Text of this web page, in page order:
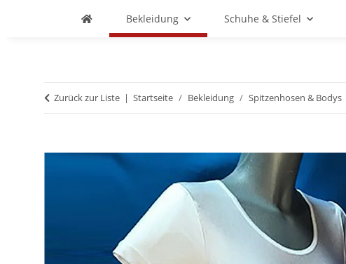
Bekleidung Schuhe & Stiefel
Zurück zur Liste Startseite Bekleidung Spitzenhosen & Bodys